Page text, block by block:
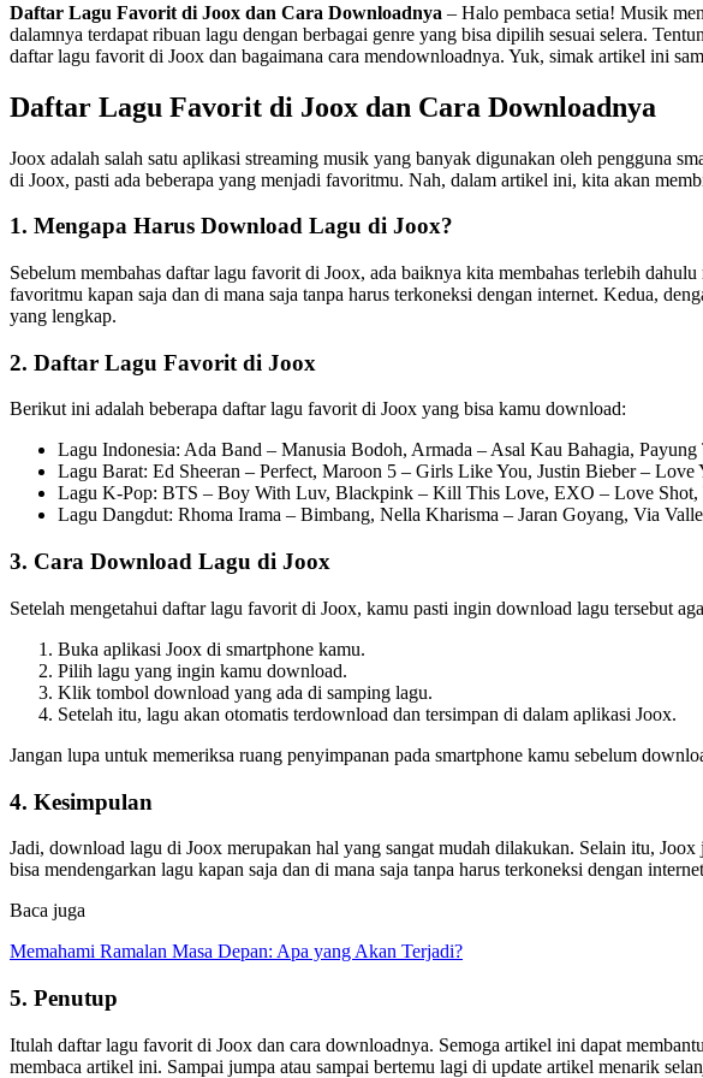
Daftar Lagu Favorit di Joox dan Cara Downloadnya – Halo pembaca setia! Musik
dalamnya terdapat ribuan lagu dengan berbagai genre yang bisa dipilih sesuai selera.
daftar lagu favorit di Joox dan bagaimana cara mendownloadnya. Yuk, simak artikel ini
Daftar Lagu Favorit di Joox dan Cara Downloadnya
Joox adalah salah satu aplikasi streaming musik yang banyak digunakan oleh pengguna
di Joox, pasti ada beberapa yang menjadi favoritmu. Nah, dalam artikel ini, kita akan
1. Mengapa Harus Download Lagu di Joox?
Sebelum membahas daftar lagu favorit di Joox, ada baiknya kita membahas terlebih
favoritmu kapan saja dan di mana saja tanpa harus terkoneksi dengan internet. Kedua,
yang lengkap.
2. Daftar Lagu Favorit di Joox
Berikut ini adalah beberapa daftar lagu favorit di Joox yang bisa kamu download:
Lagu Indonesia: Ada Band – Manusia Bodoh, Armada – Asal Kau Bahagia,
Lagu Barat: Ed Sheeran – Perfect, Maroon 5 – Girls Like You, Justin Bieber –
Lagu K-Pop: BTS – Boy With Luv, Blackpink – Kill This Love, EXO – Love Shot,
Lagu Dangdut: Rhoma Irama – Bimbang, Nella Kharisma – Jaran Goyang, Via
3. Cara Download Lagu di Joox
Setelah mengetahui daftar lagu favorit di Joox, kamu pasti ingin download lagu tersebut
Buka aplikasi Joox di smartphone kamu.
Pilih lagu yang ingin kamu download.
Klik tombol download yang ada di samping lagu.
Setelah itu, lagu akan otomatis terdownload dan tersimpan di dalam aplikasi Joox.
Jangan lupa untuk memeriksa ruang penyimpanan pada smartphone kamu sebelum
4. Kesimpulan
Jadi, download lagu di Joox merupakan hal yang sangat mudah dilakukan. Selain itu,
bisa mendengarkan lagu kapan saja dan di mana saja tanpa harus terkoneksi dengan
Baca juga
Memahami Ramalan Masa Depan: Apa yang Akan Terjadi?
5. Penutup
Itulah daftar lagu favorit di Joox dan cara downloadnya. Semoga artikel ini dapat
membaca artikel ini. Sampai jumpa atau sampai bertemu lagi di update artikel menarik